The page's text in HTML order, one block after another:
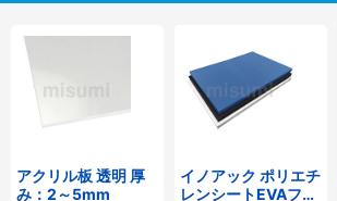
アクリル板 透明 厚
み：2～5mm
イノアック ポリエチ
レンシートEVAフォ